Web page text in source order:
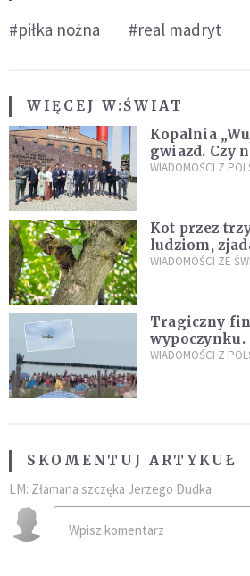
#piłka nożna #real madryt
WIĘCEJ W:ŚWIAT
Kopalnia
gwiazd. Czy
„Dolina
WIADOMOŚCI Z
Kot przez
ludziom,
kaczki. W
WIADOMOŚCI ZE
Tragiczny
wypoczynku.
zarzuty
WIADOMOŚCI Z
SKOMENTUJ ARTYKUŁ
LM: Złamana szczęka Jerzego Dudka